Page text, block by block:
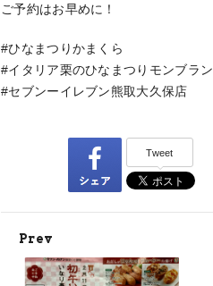
ご予約はお早めに！
#ひなまつりかまくら
#イタリア栗のひなまつりモンブラン
#セブンーイレブン熊取大久保店
Tweet
Prev